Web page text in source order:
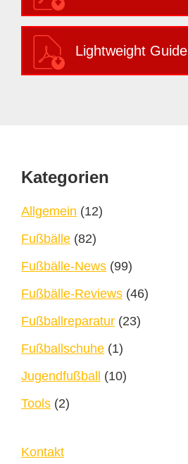
Lightweight Guide
Footer
Kategorien
Allgemein (12)
Fußbälle (82)
Fußbälle-News (99)
Fußbälle-Reviews (46)
Fußballreparatur (23)
Fußballschuhe (1)
Jugendfußball (10)
Tools (2)
Kontakt